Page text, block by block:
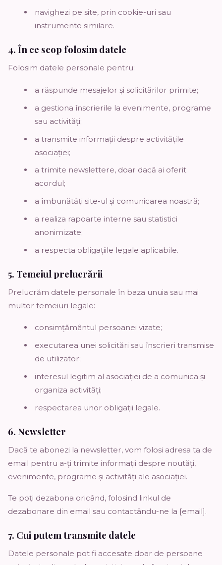
navighezi pe site, prin cookie-uri sau
instrumente similare.
4. În ce scop folosim datele
Folosim datele personale pentru:
a răspunde mesajelor și solicitărilor primite;
a gestiona înscrierile la evenimente, programe
sau activități;
a transmite informații despre activitățile
asociației;
a trimite newslettere, doar dacă ai oferit
acordul;
a îmbunătăți site-ul și comunicarea noastră;
a realiza rapoarte interne sau statistici
anonimizate;
a respecta obligațiile legale aplicabile.
5. Temeiul prelucrării
Prelucrăm datele personale în baza unuia sau mai
multor temeiuri legale:
consimțământul persoanei vizate;
executarea unei solicitări sau înscrieri transmise
de utilizator;
interesul legitim al asociației de a comunica și
organiza activități;
respectarea unor obligații legale.
6. Newsletter
Dacă te abonezi la newsletter, vom folosi adresa ta de
email pentru a-ți trimite informații despre noutăți,
evenimente, programe și activități ale asociației.
Te poți dezabona oricând, folosind linkul de
dezabonare din email sau contactându-ne la [email].
7. Cui putem transmite datele
Datele personale pot fi accesate doar de persoane